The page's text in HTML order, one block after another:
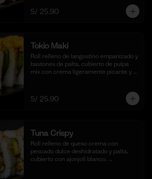
S/ 25.90
Tokio Maki
Roll relleno de langostino empanizado y
bastones de palta, cubierto de pulpa
mix con crema ligeramente picante y
S/ 25.90
Tuna Crispy
Roll relleno de queso crema con
pescado dulce deshidratado y palta,
cubierto con ajonjolí blanco.